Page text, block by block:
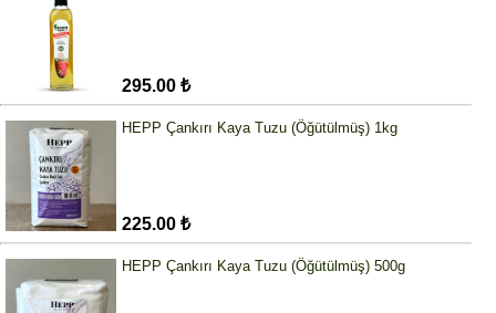
295.00 ₺
HEPP Çankırı Kaya Tuzu (Öğütülmüş) 1kg
225.00 ₺
HEPP Çankırı Kaya Tuzu (Öğütülmüş) 500g